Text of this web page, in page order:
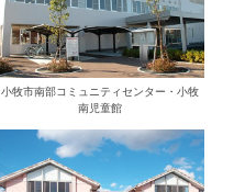
小牧市南部コミュニティセンター・小牧
南児童館